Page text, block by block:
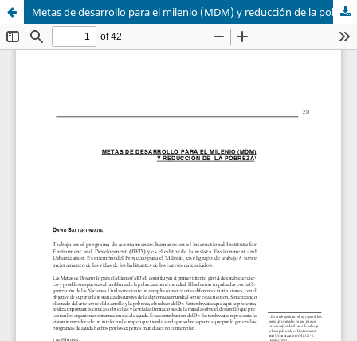
Metas de desarrollo para el milenio (MDM) y reducción de la pobreza